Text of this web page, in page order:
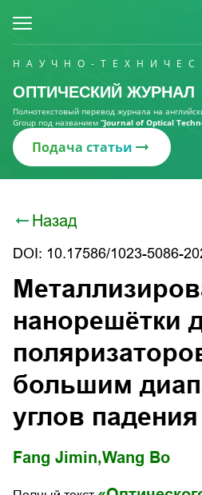
НАУЧНО-
ОПТИЧЕСКИЙ ЖУРНАЛ
Полнотекстовый перевод журнала на
Group под названием “Journal of Optical
Подача статьи
Назад
DOI: 10.17586/1023-5086-
нанорешётки
большим
углов падения
Fang Jimin,Wang Bo